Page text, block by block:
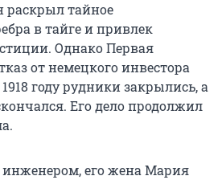
раскрыл тайное
в тайге и привлек
Однако Первая
от немецкого инвестора
году рудники закрылись, а
Его дело продолжил
его жена Мария